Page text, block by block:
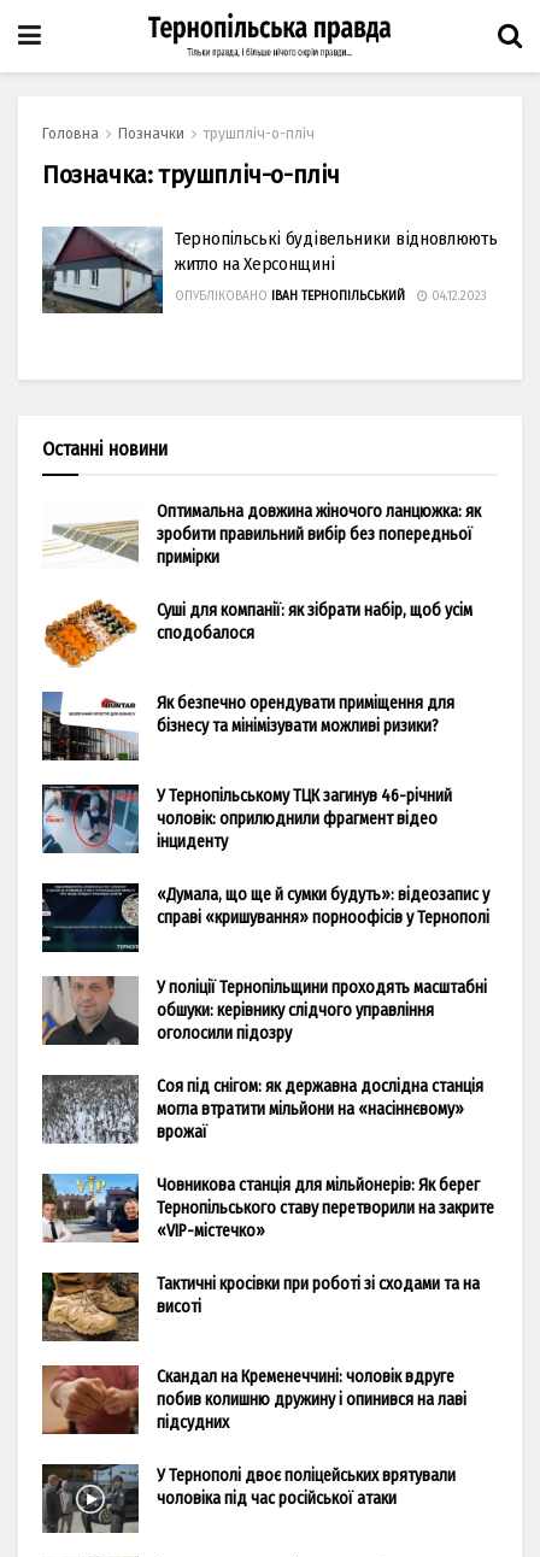
Головна Позначки трушпліч-о-пліч
Позначка:трушпліч-о-пліч
Тернопільські будівельники відновлюють
житло на Херсонщині
ОПУБЛІКОВАНО ІВАН ТЕРНОПІЛЬСЬКИЙ 04.12.2023
Останні новини
Оптимальна довжина жіночого ланцюжка: як
зробити правильний вибір без попередньої
примірки
Суші для компанії: як зібрати набір, щоб усім
сподобалося
Як безпечно орендувати приміщення для
бізнесу та мінімізувати можливі ризики?
У Тернопільському ТЦК загинув 46-річний
чоловік: оприлюднили фрагмент відео
інциденту
«Думала, що ще й сумки будуть»: відеозапис у
справі «кришування» порноофісів у Тернополі
У поліції Тернопільщини проходять масштабні
обшуки: керівнику слідчого управління
оголосили підозру
Соя під снігом: як державна дослідна станція
могла втратити мільйони на «насіннєвому»
врожаї
Човникова станція для мільйонерів: Як берег
Тернопільського ставу перетворили на закрите
«VIP-містечко»
Тактичні кросівки при роботі зі сходами та на
висоті
Скандал на Кременеччині: чоловік вдруге
побив колишню дружину і опинився на лаві
підсудних
У Тернополі двоє поліцейських врятували
чоловіка під час російської атаки